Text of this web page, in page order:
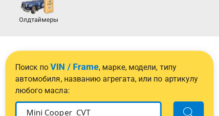
Олдтаймеры
Поиск поVIN / Frame, марке, модели, типу
автомобиля, названию агрегата, или по артикулу
любого масла: